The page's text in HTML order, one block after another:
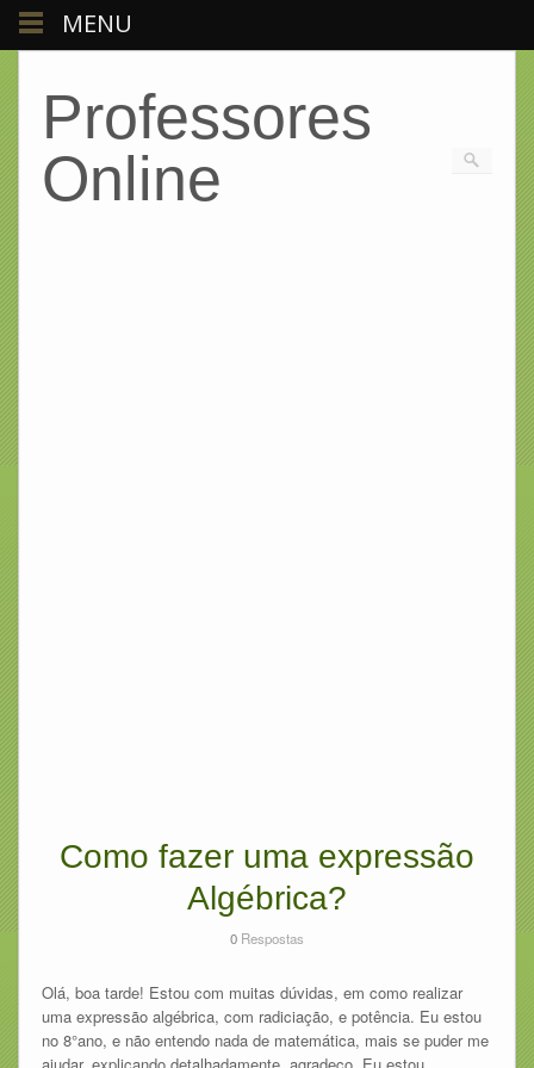
Professores
Online
Como fazer uma expressão
Algébrica?
0 Respostas
Olá, boa tarde! Estou com muitas dúvidas, em como realizar
uma expressão algébrica, com radiciação, e potência. Eu estou
no 8°ano, e não entendo nada de matemática, mais se puder me
MENU